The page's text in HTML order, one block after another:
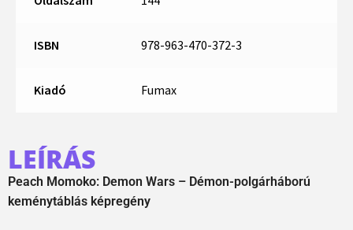
ISBN 978-963-470-372-3
Kiadó Fumax
LEÍRÁS
Peach Momoko: Demon Wars – Démon-polgárháború
keménytáblás képregény